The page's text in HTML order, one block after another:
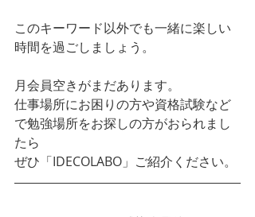
このキーワード以外でも一緒に楽しい
時間を過ごしましょう。
月会員空きがまだあります。
仕事場所にお困りの方や資格試験など
で勉強場所をお探しの方がおられまし
たら
ぜひ「IDECOLABO」ご紹介ください。